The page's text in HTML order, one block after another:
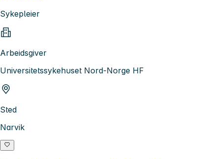
Sykepleier
Arbeidsgiver
Universitetssykehuset Nord-Norge HF
Sted
Narvik